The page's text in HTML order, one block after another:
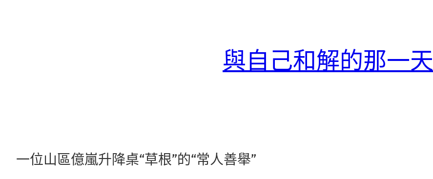
與自己和解的那一天
一位山區億嵐升降桌“草根”的“常人善舉”